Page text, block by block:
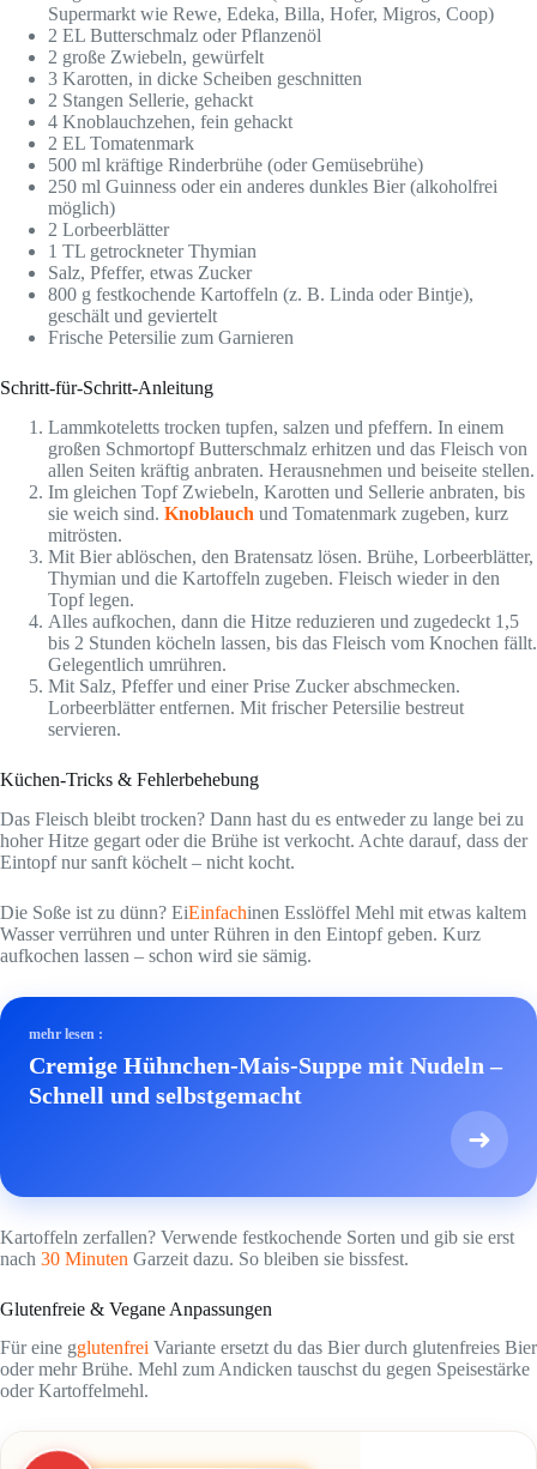
Supermarkt wie Rewe, Edeka, Billa, Hofer, Migros, Coop)
2 EL Butterschmalz oder Pflanzenöl
2 große Zwiebeln, gewürfelt
3 Karotten, in dicke Scheiben geschnitten
2 Stangen Sellerie, gehackt
4 Knoblauchzehen, fein gehackt
2 EL Tomatenmark
500 ml kräftige Rinderbrühe (oder Gemüsebrühe)
250 ml Guinness oder ein anderes dunkles Bier (alkoholfrei
möglich)
2 Lorbeerblätter
1 TL getrockneter Thymian
Salz, Pfeffer, etwas Zucker
800 g festkochende Kartoffeln (z. B. Linda oder Bintje),
geschält und geviertelt
Frische Petersilie zum Garnieren
Schritt-für-Schritt-Anleitung
Lammkoteletts trocken tupfen, salzen und pfeffern. In einem
großen Schmortopf Butterschmalz erhitzen und das Fleisch von
allen Seiten kräftig anbraten. Herausnehmen und beiseite stellen.
Im gleichen Topf Zwiebeln, Karotten und Sellerie anbraten, bis
sie weich sind. Knoblauch und Tomatenmark zugeben, kurz
mitrösten.
Mit Bier ablöschen, den Bratensatz lösen. Brühe, Lorbeerblätter,
Thymian und die Kartoffeln zugeben. Fleisch wieder in den
Topf legen.
Alles aufkochen, dann die Hitze reduzieren und zugedeckt 1,5
bis 2 Stunden köcheln lassen, bis das Fleisch vom Knochen fällt.
Gelegentlich umrühren.
Mit Salz, Pfeffer und einer Prise Zucker abschmecken.
Lorbeerblätter entfernen. Mit frischer Petersilie bestreut
servieren.
Küchen-Tricks & Fehlerbehebung
Das Fleisch bleibt trocken? Dann hast du es entweder zu lange bei zu
hoher Hitze gegart oder die Brühe ist verkocht. Achte darauf, dass der
Eintopf nur sanft köchelt – nicht kocht.
Die Soße ist zu dünn? EiEinfachinen Esslöffel Mehl mit etwas kaltem
Wasser verrühren und unter Rühren in den Eintopf geben. Kurz
aufkochen lassen – schon wird sie sämig.
mehr lesen :
Cremige Hühnchen-Mais-Suppe mit Nudeln –
Schnell und selbstgemacht
➜
Kartoffeln zerfallen? Verwende festkochende Sorten und gib sie erst
nach 30 Minuten Garzeit dazu. So bleiben sie bissfest.
Glutenfreie & Vegane Anpassungen
Für eine gglutenfrei Variante ersetzt du das Bier durch glutenfreies Bier
oder mehr Brühe. Mehl zum Andicken tauschst du gegen Speisestärke
oder Kartoffelmehl.